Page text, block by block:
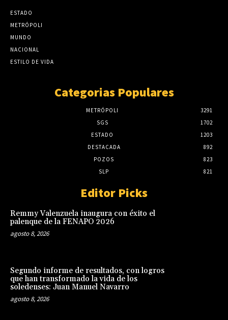
ESTADO
METRÓPOLI
MUNDO
NACIONAL
ESTILO DE VIDA
Categorias Populares
METRÓPOLI
3291
SGS
1702
ESTADO
1203
DESTACADA
892
POZOS
823
SLP
821
Editor Picks
Remmy Valenzuela inaugura con éxito el
palenque de la FENAPO 2026
agosto 8, 2026
Segundo informe de resultados, con logros
que han transformado la vida de los
soledenses: Juan Manuel Navarro
agosto 8, 2026